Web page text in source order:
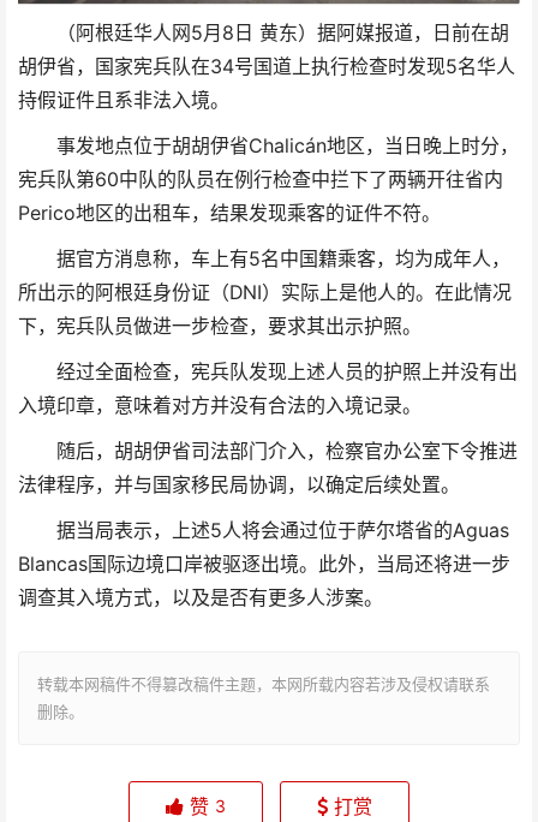
（阿根廷华人网5月8日 黄东）据阿媒报道，日前在胡
胡伊省，国家宪兵队在34号国道上执行检查时发现5名华人
持假证件且系非法入境。
事发地点位于胡胡伊省Chalicán地区，当日晚上时分，
宪兵队第60中队的队员在例行检查中拦下了两辆开往省内
Perico地区的出租车，结果发现乘客的证件不符。
据官方消息称，车上有5名中国籍乘客，均为成年人，
所出示的阿根廷身份证（DNI）实际上是他人的。在此情况
下，宪兵队员做进一步检查，要求其出示护照。
经过全面检查，宪兵队发现上述人员的护照上并没有出
入境印章，意味着对方并没有合法的入境记录。
随后，胡胡伊省司法部门介入，检察官办公室下令推进
法律程序，并与国家移民局协调，以确定后续处置。
据当局表示，上述5人将会通过位于萨尔塔省的Aguas
Blancas国际边境口岸被驱逐出境。此外，当局还将进一步
调查其入境方式，以及是否有更多人涉案。
转载本网稿件不得篡改稿件主题，本网所载内容若涉及侵权请联系
删除。
赞 3 打赏